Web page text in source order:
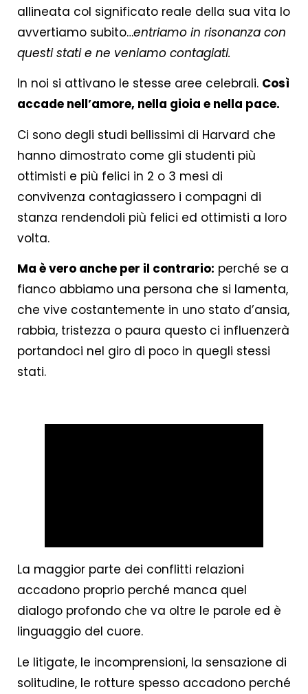
allineata col significato reale della sua vita lo
avvertiamo subito…entriamo in risonanza con
questi stati e ne veniamo contagiati.
In noi si attivano le stesse aree celebrali. Così
accade nell’amore, nella gioia e nella pace.
Ci sono degli studi bellissimi di Harvard che
hanno dimostrato come gli studenti più
ottimisti e più felici in 2 o 3 mesi di
convivenza contagiassero i compagni di
stanza rendendoli più felici ed ottimisti a loro
volta.
Ma è vero anche per il contrario: perché se a
fianco abbiamo una persona che si lamenta,
che vive costantemente in uno stato d’ansia,
rabbia, tristezza o paura questo ci influenzerà
portandoci nel giro di poco in quegli stessi
stati.
La maggior parte dei conflitti relazioni
accadono proprio perché manca quel
dialogo profondo che va oltre le parole ed è
linguaggio del cuore.
Le litigate, le incomprensioni, la sensazione di
solitudine, le rotture spesso accadono perché